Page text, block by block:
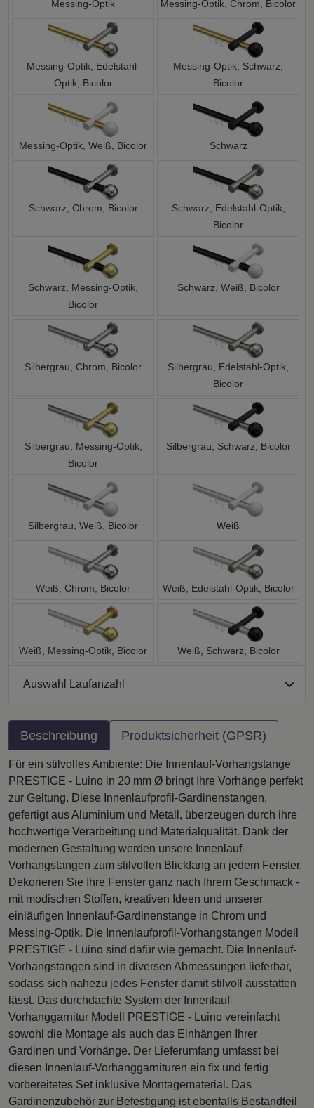
Messing-Optik Messing-Optik, Chrom, Bicolor
Messing-Optik, Edelstahl-
Optik, Bicolor
Messing-Optik, Schwarz,
Bicolor
Messing-Optik, Weiß, Bicolor Schwarz
Schwarz, Chrom, Bicolor
Schwarz, Edelstahl-Optik,
Bicolor
Schwarz, Messing-Optik,
Bicolor
Schwarz, Weiß, Bicolor
Silbergrau, Chrom, Bicolor
Silbergrau, Edelstahl-Optik,
Bicolor
Silbergrau, Messing-Optik,
Bicolor
Silbergrau, Schwarz, Bicolor
Silbergrau, Weiß, Bicolor Weiß
Weiß, Chrom, Bicolor Weiß, Edelstahl-Optik, Bicolor
Weiß, Messing-Optik, Bicolor Weiß, Schwarz, Bicolor
Auswahl Laufanzahl
Beschreibung Produktsicherheit (GPSR)
Für ein stilvolles Ambiente: Die Innenlauf-Vorhangstange
PRESTIGE - Luino in 20 mm Ø bringt Ihre Vorhänge perfekt
zur Geltung. Diese Innenlaufprofil-Gardinenstangen,
gefertigt aus Aluminium und Metall, überzeugen durch ihre
hochwertige Verarbeitung und Materialqualität. Dank der
modernen Gestaltung werden unsere Innenlauf-
Vorhangstangen zum stilvollen Blickfang an jedem Fenster.
Dekorieren Sie Ihre Fenster ganz nach Ihrem Geschmack -
mit modischen Stoffen, kreativen Ideen und unserer
einläufigen Innenlauf-Gardinenstange in Chrom und
Messing-Optik. Die Innenlaufprofil-Vorhangstangen Modell
PRESTIGE - Luino sind dafür wie gemacht. Die Innenlauf-
Vorhangstangen sind in diversen Abmessungen lieferbar,
sodass sich nahezu jedes Fenster damit stilvoll ausstatten
lässt. Das durchdachte System der Innenlauf-
Vorhanggarnitur Modell PRESTIGE - Luino vereinfacht
sowohl die Montage als auch das Einhängen Ihrer
Gardinen und Vorhänge. Der Lieferumfang umfasst bei
diesen Innenlauf-Vorhanggarnituren ein fix und fertig
vorbereitetes Set inklusive Montagematerial. Das
Gardinenzubehör zur Befestigung ist ebenfalls Bestandteil